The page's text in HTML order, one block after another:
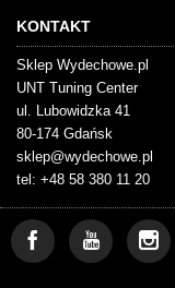
KONTAKT
Sklep Wydechowe.pl
UNT Tuning Center
ul. Lubowidzka 41
80-174 Gdańsk
sklep@wydechowe.pl
tel: +48 58 380 11 20